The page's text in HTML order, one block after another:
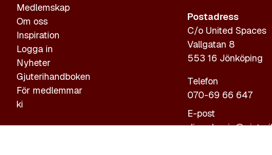
Medlemskap
Om oss
Inspiration
Logga in
Nyheter
Gjuterihandboken
För medlemmar
ki
Postadress
C/o United Spaces
Vallgatan 8
553 16 Jönköping
Telefon
070-69 66 647
E-post